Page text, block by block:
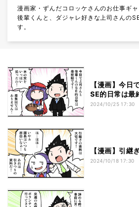
漫画家・ずんだコロッケさんのお仕事ギ
後輩くんと、ダジャレ好きな上司さんの
す。
【漫画】今日
SE的日常は最
2024/10/25 17:30
【漫画】引継
2024/10/18 17:30